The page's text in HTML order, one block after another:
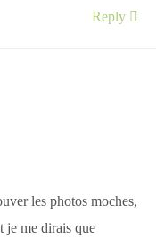
Reply
les photos moches,
je me dirais que